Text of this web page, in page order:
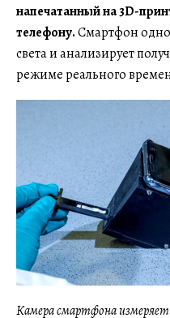
напечатанный на 3D-
телефону.Смартфон
света и анализирует
режиме реального
Камера смартфона измеряет